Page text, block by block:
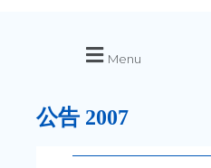
Menu
公告 2007